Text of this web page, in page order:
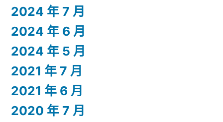
2024 年 7 月
2024 年 6 月
2024 年 5 月
2021 年 7 月
2021 年 6 月
2020 年 7 月